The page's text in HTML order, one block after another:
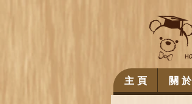
主 頁 關 於